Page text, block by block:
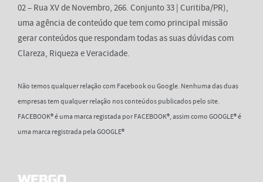
02 – Rua XV de Novembro, 266. Conjunto 33 | Curitiba/PR),
uma agência de conteúdo que tem como principal missão
gerar conteúdos que respondam todas as suas dúvidas com
Clareza, Riqueza e Veracidade.
Não temos qualquer relação com Facebook ou Google. Nenhuma das duas
empresas tem qualquer relação nos conteúdos publicados pelo site.
FACEBOOK® é uma marca registada por FACEBOOK®, assim como GOOGLE® é
uma marca registrada pela GOOGLE®